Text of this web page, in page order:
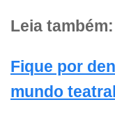
Leia também:
Fique por
mundo teatral